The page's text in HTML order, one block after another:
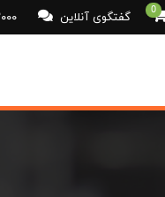
گفتگوی آنلاین 0